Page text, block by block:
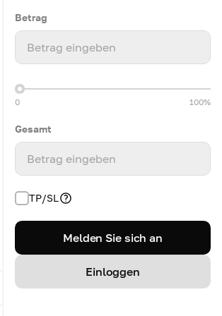
Betrag
Betrag eingeben
0 100%
Gesamt
Betrag eingeben
TP/SL
Melden Sie sich an
Einloggen